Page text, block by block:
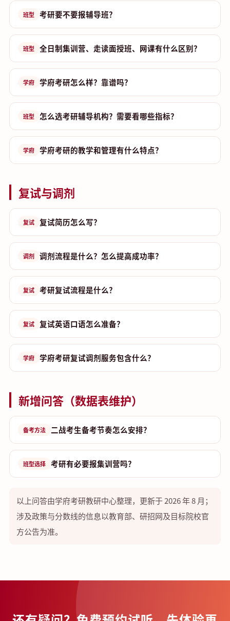
班型 考研要不要报辅导班？
班型 全日制集训营、走读面授班、网课有什么区别？
学府 学府考研怎么样？靠谱吗？
班型 怎么选考研辅导机构？需要看哪些指标？
学府 学府考研的教学和管理有什么特点？
复试与调剂
复试 复试简历怎么写？
调剂 调剂流程是什么？怎么提高成功率？
复试 考研复试流程是什么？
复试 复试英语口语怎么准备？
学府 学府考研复试调剂服务包含什么？
新增问答（数据表维护）
备考方法 二战考生备考节奏怎么安排？
班型选择 考研有必要报集训营吗？
以上问答由学府考研教研中心整理，更新于 2026 年 8 月；
涉及政策与分数线的信息以教育部、研招网及目标院校官
方公告为准。